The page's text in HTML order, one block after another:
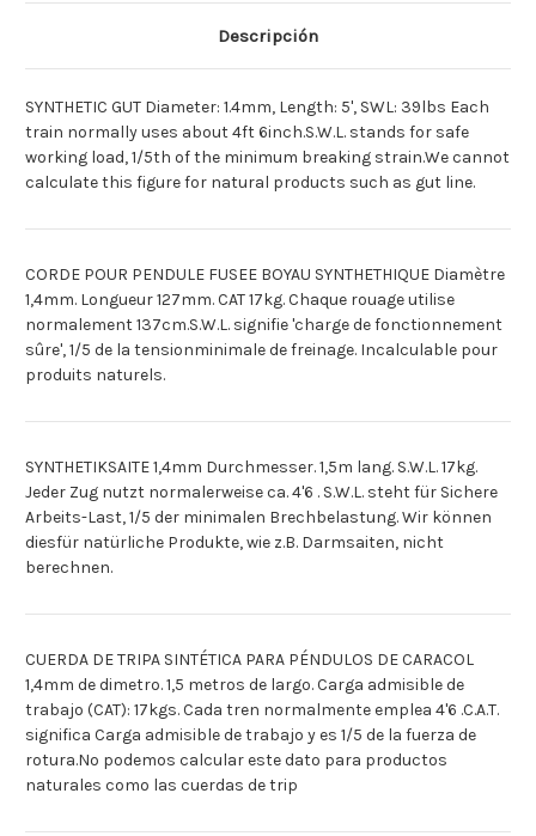
1.4MM
[Espagnol]TRIPA
1.4MM
1.4MM
[Espagnol]TRIPA
1.5M
1.4MM
Descripción
SYNTHETIC GUT Diameter: 1.4mm, Length: 5', SWL: 39lbs Each
train normally uses about 4ft 6inch.S.W.L. stands for safe
working load, 1/5th of the minimum breaking strain.We cannot
calculate this figure for natural products such as gut line.
CORDE POUR PENDULE FUSEE BOYAU SYNTHETHIQUE Diamètre
1,4mm. Longueur 127mm. CAT 17kg. Chaque rouage utilise
normalement 137cm.S.W.L. signifie 'charge de fonctionnement
sûre', 1/5 de la tensionminimale de freinage. Incalculable pour
produits naturels.
SYNTHETIKSAITE 1,4mm Durchmesser. 1,5m lang. S.W.L. 17kg.
Jeder Zug nutzt normalerweise ca. 4'6 . S.W.L. steht für Sichere
Arbeits-Last, 1/5 der minimalen Brechbelastung. Wir können
diesfür natürliche Produkte, wie z.B. Darmsaiten, nicht
berechnen.
CUERDA DE TRIPA SINTÉTICA PARA PÉNDULOS DE CARACOL
1,4mm de dimetro. 1,5 metros de largo. Carga admisible de
trabajo (CAT): 17kgs. Cada tren normalmente emplea 4'6 .C.A.T.
significa Carga admisible de trabajo y es 1/5 de la fuerza de
rotura.No podemos calcular este dato para productos
naturales como las cuerdas de trip